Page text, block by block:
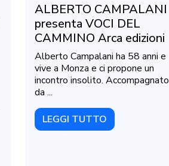
ALBERTO CAMPALANI
presenta VOCI DEL
CAMMINO Arca edizioni
Alberto Campalani ha 58 anni e
vive a Monza e ci propone un
incontro insolito. Accompagnato
da ...
LEGGI TUTTO